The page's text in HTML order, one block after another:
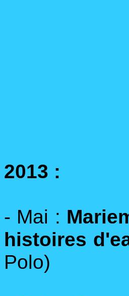
2013 :
- Mai :
histoires
Polo)